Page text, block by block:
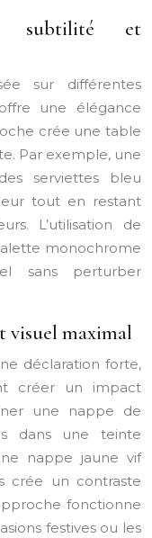
: subtilité et
sur différentes
une élégance
crée une table
Par exemple, une
serviettes bleu
tout en restant
L’utilisation de
monochrome
sans perturber
visuel maximal
déclaration forte,
créer un impact
une nappe de
dans une teinte
nappe jaune vif
crée un contraste
fonctionne
festives ou les